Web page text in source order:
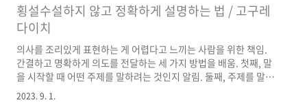
로 분투하고 있을 때 상담자가 솔루션을 제공하려는 태도는 대체로
반치료적이다. 특히 내적 경험은 해결해야 할 문제가 아니라 내담자
와 상담자가 그저 함께 바라봐야 하는 어떤 것일 수 있다. from 4장
현재 순간과 만나기 이를 위해서 상담자가 내담자의 힘든 내용을 해
결해 주려고 노력하지 않을 때 일어나는 상담자 자..
횡설수설하지 않고 정확하게 설명하는 법 / 고구레
다이치
의사를 조리있게 표현하는 게 어렵다고 느끼는 사람을 위한 책임.
간결하고 명확하게 의도를 전달하는 세 가지 방법을 배움. 첫째, 말
을 시작할 때 어떤 주제를 말하려는 것인지 알림. 둘째, 주제를 말한
후 곧바로 결론을 얘기함. 셋째, 결론의 근거를 말한 후 다시 한 번
결론을 재강조하며 끝냄. 뇌는 예측하려는 경향이 강함. 주제부터
2023. 9. 1.